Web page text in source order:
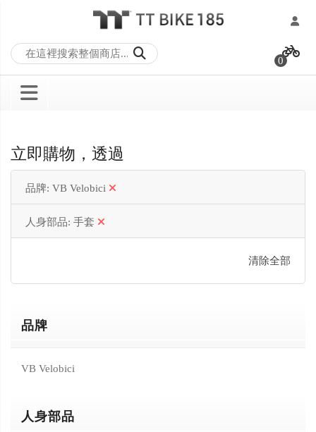
0
立即購物，透過
品牌 VB Velobici
人身部品 手套
清除全部
品牌
VB Velobici
人身部品